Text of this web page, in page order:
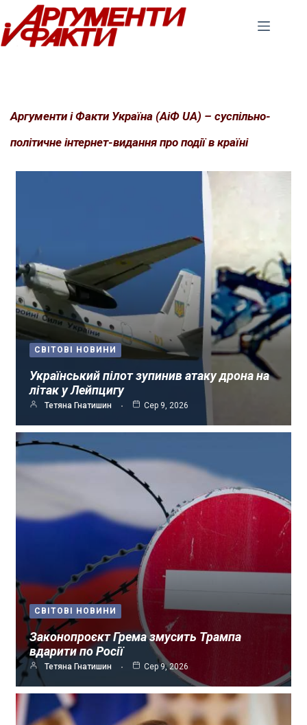
Перейти
до
вмісту
Аргументи і Факти Україна (АіФ UA) – суспільно-
політичне інтернет-видання про події в країні
СВІТОВІ НОВИНИ
Український пілот зупинив атаку дрона на
літак у Лейпцигу
Тетяна Гнатишин Сер 9, 2026
СВІТОВІ НОВИНИ
Законопроєкт Грема змусить Трампа
вдарити по Росії
Тетяна Гнатишин Сер 9, 2026